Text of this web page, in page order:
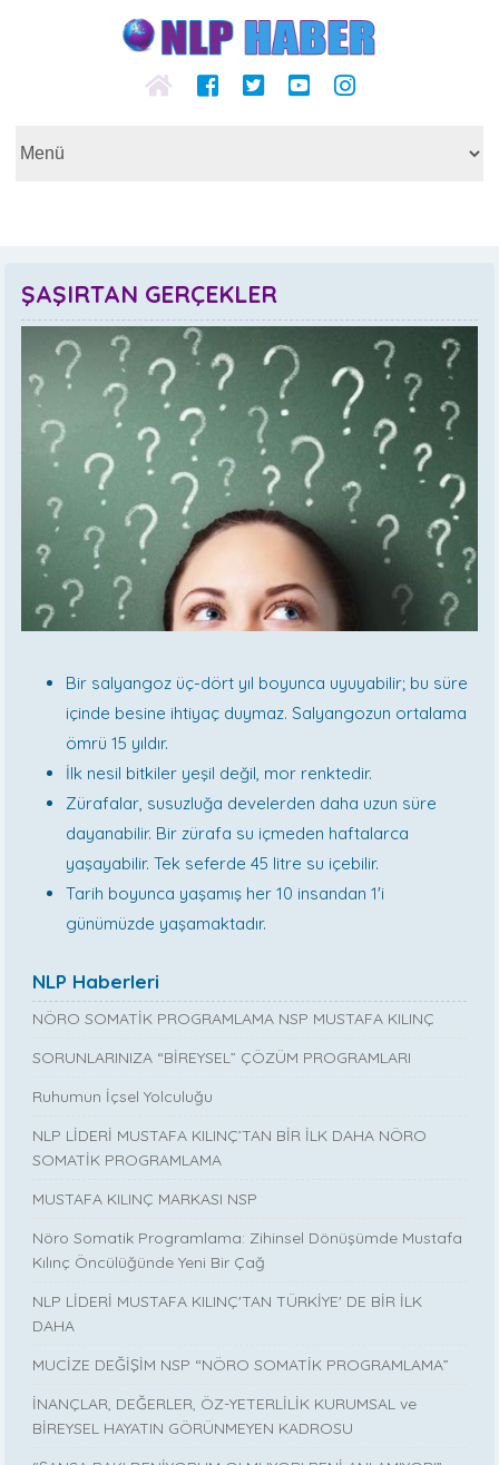
ŞAŞIRTAN GERÇEKLER
Bir salyangoz üç-dört yıl boyunca uyuyabilir; bu süre
içinde besine ihtiyaç duymaz. Salyangozun ortalama
ömrü 15 yıldır.
İlk nesil bitkiler yeşil değil, mor renktedir.
Zürafalar, susuzluğa develerden daha uzun süre
dayanabilir. Bir zürafa su içmeden haftalarca
yaşayabilir. Tek seferde 45 litre su içebilir.
Tarih boyunca yaşamış her 10 insandan 1'i
günümüzde yaşamaktadır.
NLP Haberleri
NÖRO SOMATİK PROGRAMLAMA NSP MUSTAFA KILINÇ
SORUNLARINIZA “BİREYSEL” ÇÖZÜM PROGRAMLARI
Ruhumun İçsel Yolculuğu
NLP LİDERİ MUSTAFA KILINÇ’TAN BİR İLK DAHA NÖRO
SOMATİK PROGRAMLAMA
MUSTAFA KILINÇ MARKASI NSP
Nöro Somatik Programlama: Zihinsel Dönüşümde Mustafa
Kılınç Öncülüğünde Yeni Bir Çağ
NLP LİDERİ MUSTAFA KILINÇ'TAN TÜRKİYE' DE BİR İLK
DAHA
MUCİZE DEĞİŞİM NSP “NÖRO SOMATİK PROGRAMLAMA”
İNANÇLAR, DEĞERLER, ÖZ-YETERLİLİK KURUMSAL ve
BİREYSEL HAYATIN GÖRÜNMEYEN KADROSU